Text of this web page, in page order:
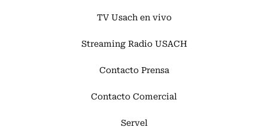
TV Usach en vivo
Streaming Radio USACH
Contacto Prensa
Contacto Comercial
Servel